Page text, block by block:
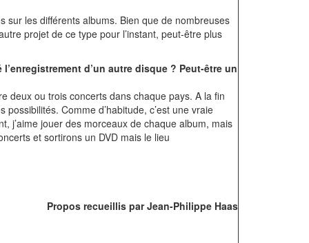
sur les différents albums. Bien que de nombreuses
projet de ce type pour l’instant, peut-être plus
d’un autre disque ? Peut-être un
deux ou trois concerts dans chaque pays. A la fin
Comme d’habitude, c’est une vraie
j’aime jouer des morceaux de chaque album, mais
et sortirons un DVD mais le lieu
Propos recueillis par Jean-Philippe Haas